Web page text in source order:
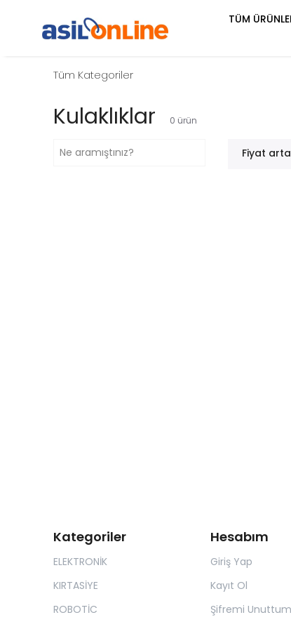
TÜM
Tüm Kategoriler
Kulaklıklar 0 ürün
Fiyat
Kategoriler
ELEKTRONİK
KIRTASİYE
ROBOTİC
Hesabım
Giriş Yap
Kayıt Ol
Şifremi Unuttum